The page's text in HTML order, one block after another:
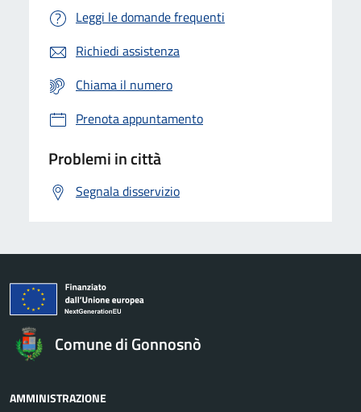
Leggi le domande frequenti
Richiedi assistenza
Chiama il numero
Prenota appuntamento
Problemi in città
Segnala disservizio
Comune di Gonnosnò
AMMINISTRAZIONE